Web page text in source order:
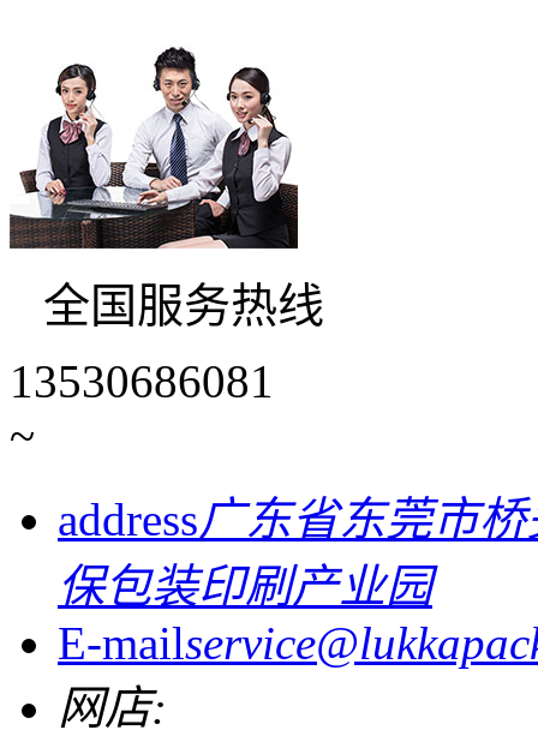
全国服务热线
13530686081
~
address广东省东莞市
保包装印刷产业园
E-mail
网店: